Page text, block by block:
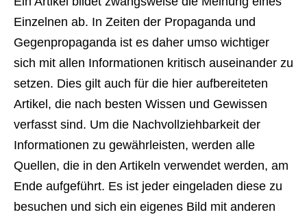
Einzelnen ab. In Zeiten der Propaganda und
Gegenpropaganda ist es daher umso wichtiger
sich mit allen Informationen kritisch auseinander zu
setzen. Dies gilt auch für die hier aufbereiteten
Artikel, die nach besten Wissen und Gewissen
verfasst sind. Um die Nachvollziehbarkeit der
Informationen zu gewährleisten, werden alle
Quellen, die in den Artikeln verwendet werden, am
Ende aufgeführt. Es ist jeder eingeladen diese zu
besuchen und sich ein eigenes Bild mit anderen